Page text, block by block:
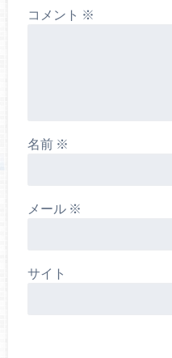
コメント ※
名前 ※
メール ※
サイト